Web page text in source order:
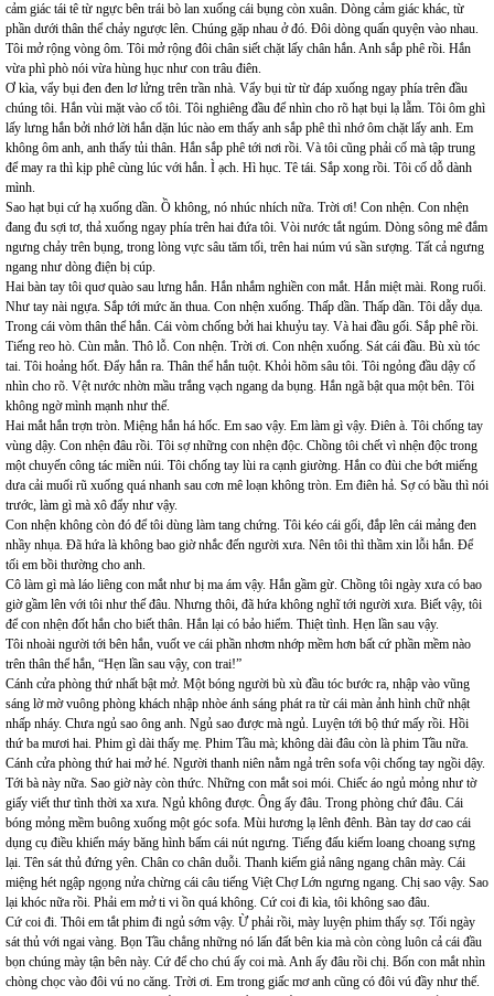
cảm giác tái tê từ ngực bên trái bò lan xuống cái bụng còn xuân. Dòng cảm giác khác, từ
phần dưới thân thể chảy ngược lên. Chúng gặp nhau ở đó. Đôi dòng quấn quyện vào nhau.
Tôi mở rộng vòng ôm. Tôi mở rộng đôi chân siết chặt lấy chân hắn. Anh sắp phê rồi. Hắn
vừa phì phò nói vừa hùng hục như con trâu điên.
Ơ kìa, vẩy bụi đen đen lơ lửng trên trần nhà. Vẩy bụi từ từ đáp xuống ngay phía trên đầu
chúng tôi. Hắn vùi mặt vào cổ tôi. Tôi nghiêng đầu để nhìn cho rõ hạt bụi lạ lẫm. Tôi ôm ghì
lấy lưng hắn bởi nhớ lời hắn dặn lúc nào em thấy anh sắp phê thì nhớ ôm chặt lấy anh. Em
không ôm anh, anh thấy tủi thân. Hắn sắp phê tới nơi rồi. Và tôi cũng phải cố mà tập trung
để may ra thì kịp phê cùng lúc với hắn. Ì ạch. Hì hục. Tê tái. Sắp xong rồi. Tôi cố dỗ dành
mình.
Sao hạt bụi cứ hạ xuống dần. Ồ không, nó nhúc nhích nữa. Trời ơi! Con nhện. Con nhện
đang đu sợi tơ, thả xuống ngay phía trên hai đứa tôi. Vòi nước tắt ngúm. Dòng sông mê đắm
ngưng chảy trên bụng, trong lòng vực sâu tăm tối, trên hai núm vú sần sượng. Tất cả ngưng
ngang như dòng điện bị cúp.
Hai bàn tay tôi quơ quào sau lưng hắn. Hắn nhắm nghiền con mắt. Hắn miệt mài. Rong ruổi.
Như tay nài ngựa. Sắp tới mức ăn thua. Con nhện xuống. Thấp dần. Thấp dần. Tôi dẫy dụa.
Trong cái vòm thân thể hắn. Cái vòm chống bởi hai khuỷu tay. Và hai đầu gối. Sắp phê rồi.
Tiếng reo hò. Cùn mằn. Thô lỗ. Con nhện. Trời ơi. Con nhện xuống. Sát cái đầu. Bù xù tóc
tai. Tôi hoảng hốt. Đẩy hắn ra. Thân thể hắn tuột. Khỏi hõm sâu tôi. Tôi ngỏng đầu dậy cố
nhìn cho rõ. Vệt nước nhờn mầu trắng vạch ngang da bụng. Hắn ngã bật qua một bên. Tôi
không ngờ mình mạnh như thế.
Hai mắt hắn trợn tròn. Miệng hắn há hốc. Em sao vậy. Em làm gì vậy. Điên à. Tôi chống tay
vùng dậy. Con nhện đâu rồi. Tôi sợ những con nhện độc. Chồng tôi chết vì nhện độc trong
một chuyến công tác miền núi. Tôi chống tay lùi ra cạnh giường. Hắn co đùi che bớt miếng
dưa cải muối rũ xuống quá nhanh sau cơn mê loạn không tròn. Em điên hả. Sợ có bầu thì nói
trước, làm gì mà xô đẩy như vậy.
Con nhện không còn đó để tôi dùng làm tang chứng. Tôi kéo cái gối, đắp lên cái mảng đen
nhầy nhụa. Đã hứa là không bao giờ nhắc đến người xưa. Nên tôi thì thầm xin lỗi hắn. Để
tối em bồi thường cho anh.
Cô làm gì mà láo liêng con mắt như bị ma ám vậy. Hắn gầm gừ. Chồng tôi ngày xưa có bao
giờ gầm lên với tôi như thế đâu. Nhưng thôi, đã hứa không nghĩ tới người xưa. Biết vậy, tôi
để con nhện đốt hắn cho biết thân. Hắn lại có bảo hiểm. Thiệt tình. Hẹn lần sau vậy.
Tôi nhoài người tới bên hắn, vuốt ve cái phần nhơm nhớp mềm hơn bất cứ phần mềm nào
trên thân thể hắn, “Hẹn lần sau vậy, con trai!”
Cánh cửa phòng thứ nhất bật mở. Một bóng người bù xù đầu tóc bước ra, nhập vào vũng
sáng lờ mờ vuông phòng khách nhập nhòe ánh sáng phát ra từ cái màn ảnh hình chữ nhật
nhấp nháy. Chưa ngủ sao ông anh. Ngủ sao được mà ngủ. Luyện tới bộ thứ mấy rồi. Hồi
thứ ba mươi hai. Phim gì dài thấy mẹ. Phim Tầu mà; không dài đâu còn là phim Tầu nữa.
Cánh cửa phòng thứ hai mở hé. Người thanh niên nằm ngả trên sofa vội chống tay ngồi dậy.
Tới bà này nữa. Sao giờ này còn thức. Những con mắt soi mói. Chiếc áo ngủ mỏng như tờ
giấy viết thư tình thời xa xưa. Ngủ không được. Ông ấy đâu. Trong phòng chứ đâu. Cái
bóng mỏng mềm buông xuống một góc sofa. Mùi hương lạ lênh đênh. Bàn tay dơ cao cái
dụng cụ điều khiển máy băng hình bấm cái nút ngưng. Tiếng đấu kiếm loang choang sựng
lại. Tên sát thủ đứng yên. Chân co chân duỗi. Thanh kiếm giả nâng ngang chân mày. Cái
miệng hét ngập ngọng nửa chừng cái câu tiếng Việt Chợ Lớn ngưng ngang. Chị sao vậy. Sao
lại khóc nữa rồi. Phải em mở ti vi ồn quá không. Cứ coi đi kìa, tôi không sao đâu.
Cứ coi đi. Thôi em tắt phim đi ngủ sớm vậy. Ừ phải rồi, mày luyện phim thấy sợ. Tối ngày
sát thủ với ngai vàng. Bọn Tầu chẳng những nó lấn đất bên kia mà còn còng luôn cả cái đầu
bọn chúng mày tận bên này. Cứ để cho chú ấy coi mà. Anh ấy đâu rồi chị. Bốn con mắt nhìn
chòng chọc vào đôi vú no căng. Trời ơi. Em trong giấc mơ anh cũng có đôi vú đầy như thế.